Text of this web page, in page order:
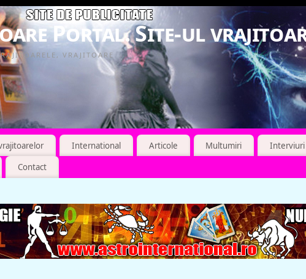
Portal. Site-ul
VRAJITOARE
International Articole Multumiri Interviuri
Contact